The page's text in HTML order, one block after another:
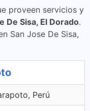
proveen servicios y
De Sisa, El Dorado.
San Jose De Sisa,
Perú